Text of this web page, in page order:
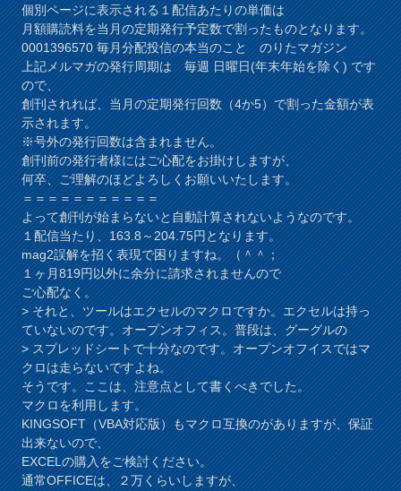
個別ページに表示される１配信あたりの単価は
月額購読料を当月の定期発行予定数で割ったものとなります。
0001396570 毎月分配投信の本当のこと のりたマガジン
上記メルマガの発行周期は 毎週 日曜日(年末年始を除く) です
ので、
創刊されれば、当月の定期発行回数（4か5）で割った金額が表
示されます。
※号外の発行回数は含まれません。
創刊前の発行者様にはご心配をお掛けしますが、
何卒、ご理解のほどよろしくお願いいたします。
＝＝＝＝＝＝＝＝＝＝＝
よって創刊が始まらないと自動計算されないようなのです。
１配信当たり、163.8～204.75円となります。
mag2誤解を招く表現で困りますね。（＾＾；
１ヶ月819円以外に余分に請求されませんので
ご心配なく。
> それと、ツールはエクセルのマクロですか。エクセルは持っ
ていないのです。オープンオフィス。普段は、グーグルの
> スプレッドシートで十分なのです。オープンオフイスではマ
クロは走らないですよね。
そうです。ここは、注意点として書くべきでした。
マクロを利用します。
KINGSOFT（VBA対応版）もマクロ互換のがありますが、保証
出来ないので、
EXCELの購入をご検討ください。
通常OFFICEは、２万くらいしますが、